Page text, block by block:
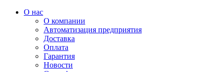
О нас
О компании
Автоматизация предприятия
Доставка
Оплата
Гарантия
Новости